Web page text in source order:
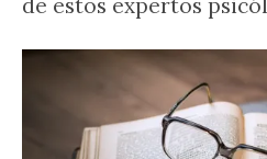
de estos expertos